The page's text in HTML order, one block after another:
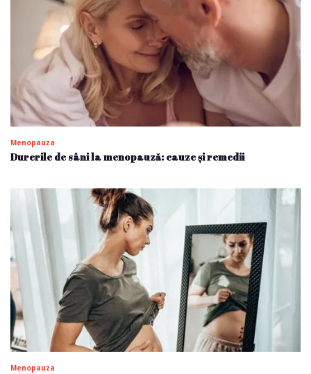
Menopauza
Durerile de sâni la menopauză: cauze și remedii
Menopauza